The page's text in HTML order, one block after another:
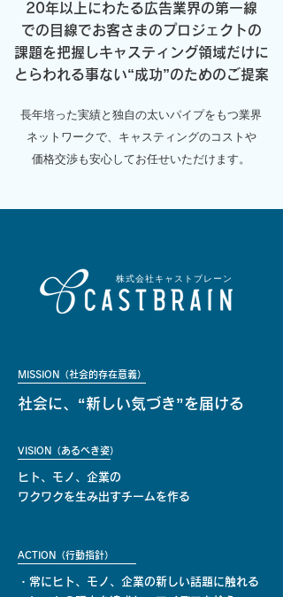
20年以上にわたる広告業界の第一線
での目線でお客さまのプロジェクトの
課題を把握しキャスティング領域だけに
とらわれる事ない“成功”のためのご提案
長年培った実績と独自の太いパイプをもつ業界
ネットワークで、 キャスティングのコストや
価格交渉も安心してお任せいただけます。
株式会社キャストブレーン
MISSION（社会的存在意義）
社会に、“新しい気づき”を届ける
VISION（あるべき姿）
ヒト、モノ、企業の
​ワクワクを生み出すチームを作る
ACTION（行動指針）
・常にヒト、モノ、企業の新しい話題に触れる